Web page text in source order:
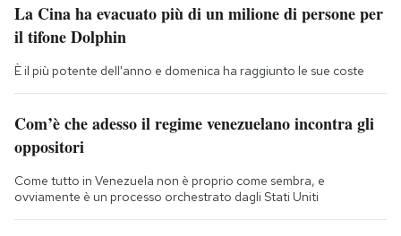
La Cina ha evacuato più di un milione di persone per
il tifone Dolphin
È il più potente dell'anno e domenica ha raggiunto le sue coste
Com’è che adesso il regime venezuelano incontra gli
oppositori
Come tutto in Venezuela non è proprio come sembra, e
ovviamente è un processo orchestrato dagli Stati Uniti